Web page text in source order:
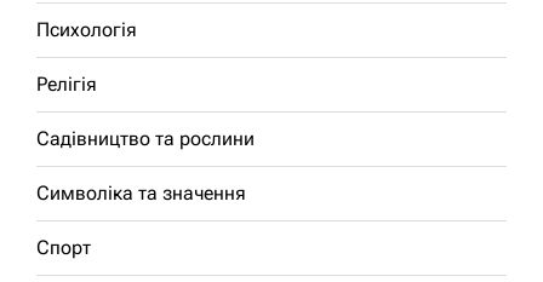
Психологія
Релігія
Садівництво та рослини
Символіка та значення
Спорт